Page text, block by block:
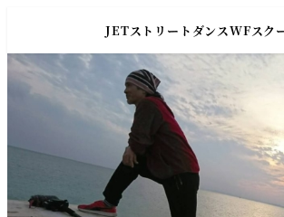
JETストリートダンスWFスク